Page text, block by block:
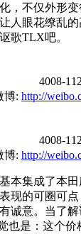
，不仅外形
人眼花缭乱
歌TLX吧。
4008-
博: http://
4008-
博: http://
本集成了本
现的可圈可
诚意。当了
也是：这个